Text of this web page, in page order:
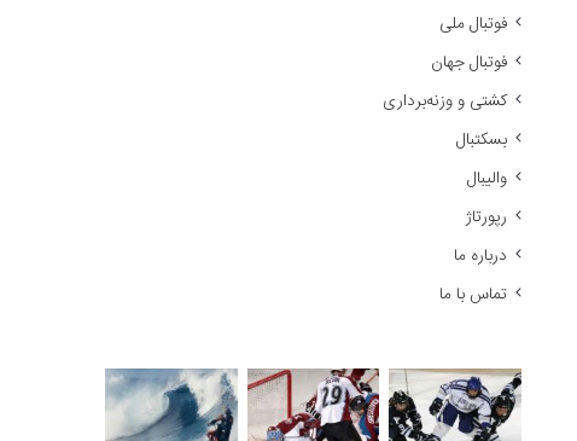
فوتبال ملی
فوتبال جهان
کشتی و وزنه‌برداری
بسکتبال
والیبال
رپورتاژ
درباره ما
تماس با ما